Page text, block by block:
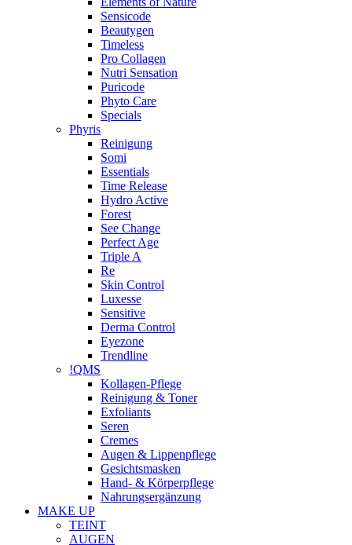
Sensicode
Beautygen
Timeless
Pro Collagen
Nutri Sensation
Puricode
Phyto Care
Specials
Phyris
Reinigung
Somi
Essentials
Time Release
Hydro Active
Forest
See Change
Perfect Age
Triple A
Re
Skin Control
Luxesse
Sensitive
Derma Control
Eyezone
Trendline
!QMS
Kollagen-Pflege
Reinigung & Toner
Exfoliants
Seren
Cremes
Augen & Lippenpflege
Gesichtsmasken
Hand- & Körperpflege
Nahrungsergänzung
MAKE UP
TEINT
AUGEN